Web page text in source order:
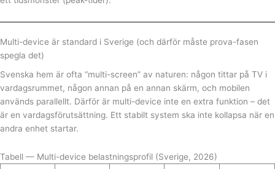
Multi-device är standard i Sverige (och därför måste prova-fasen
spegla det)
Svenska hem är ofta “multi-screen” av naturen: någon tittar på TV i
vardagsrummet, någon annan på en annan skärm, och mobilen
används parallellt. Därför är multi-device inte en extra funktion – det
är en vardagsförutsättning. Ett stabilt system ska inte kollapsa när en
andra enhet startar.
Tabell — Multi-device belastningsprofil (Sverige, 2026)